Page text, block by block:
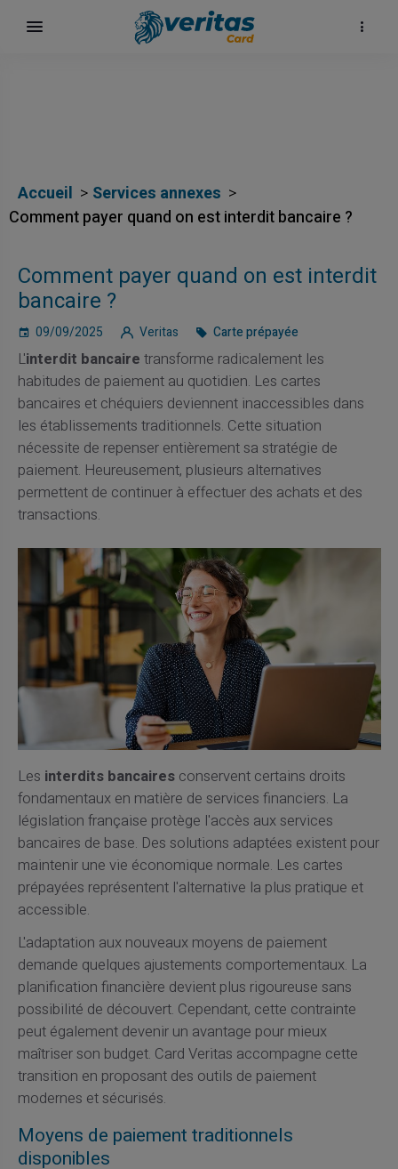
Accueil
Services annexes
Comment payer quand on est interdit bancaire ?
Comment payer quand on est interdit
bancaire ?
09/09/2025 Veritas Carte prépayée
L'interdit bancaire transforme radicalement les
habitudes de paiement au quotidien. Les cartes
bancaires et chéquiers deviennent inaccessibles dans
les établissements traditionnels. Cette situation
nécessite de repenser entièrement sa stratégie de
paiement. Heureusement, plusieurs alternatives
permettent de continuer à effectuer des achats et des
transactions.
Les interdits bancairesconservent certains droits
fondamentaux en matière de services financiers. La
législation française protège l'accès aux services
bancaires de base. Des solutions adaptées existent pour
maintenir une vie économique normale. Les cartes
prépayées représentent l'alternative la plus pratique et
accessible.
L'adaptation aux nouveaux moyens de paiement
demande quelques ajustements comportementaux. La
planification financière devient plus rigoureuse sans
possibilité de découvert. Cependant, cette contrainte
peut également devenir un avantage pour mieux
maîtriser son budget. Card Veritas accompagne cette
transition en proposant des outils de paiement
modernes et sécurisés.
Moyens de paiement traditionnels
disponibles